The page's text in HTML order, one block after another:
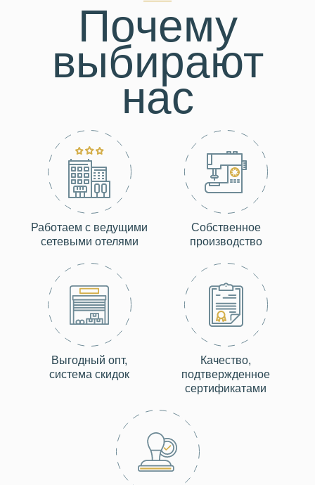
Почему
выбирают
нас
Работаем с ведущими
сетевыми отелями
Собственное
производство
Выгодный опт,
система скидок
Качество,
подтвержденное
сертификатами